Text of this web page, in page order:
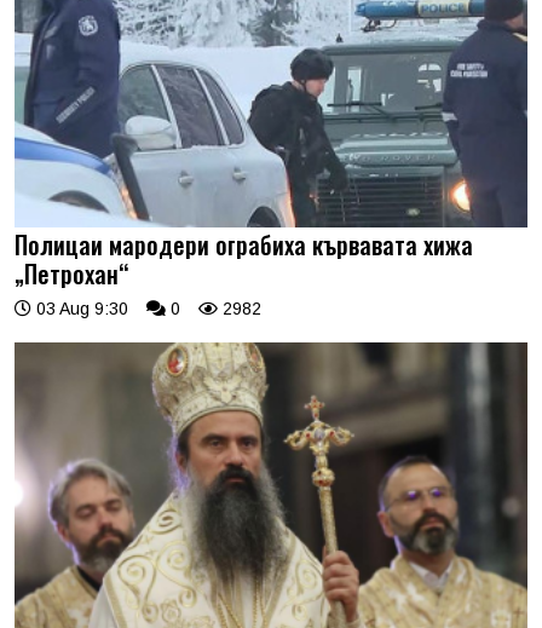
Полицаи мародери ограбиха кървавата хижа
„Петрохан“
03 Aug 9:30 0 2982